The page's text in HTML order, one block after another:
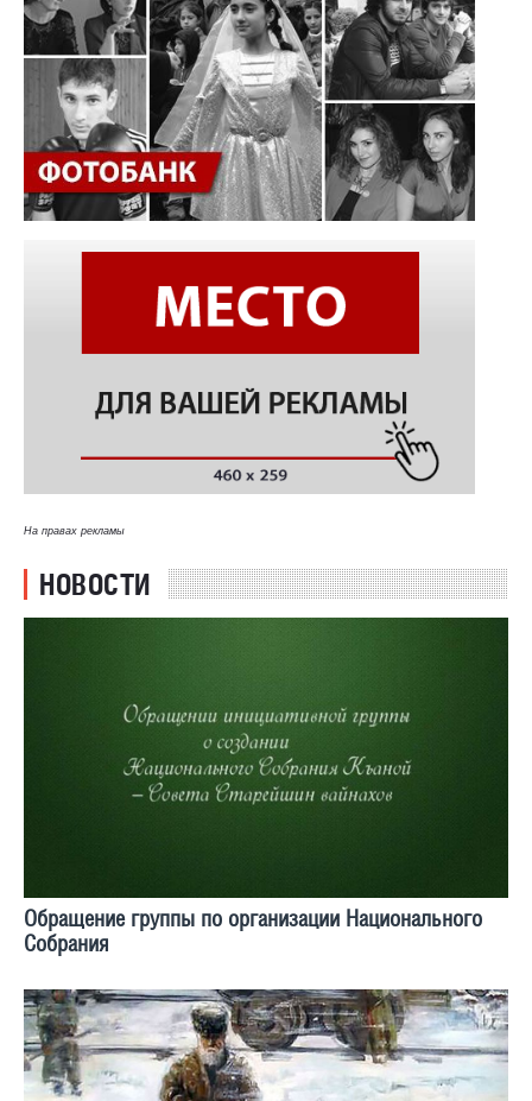
На правах рекламы
НОВОСТИ
Обращение группы по организации Национального
Собрания